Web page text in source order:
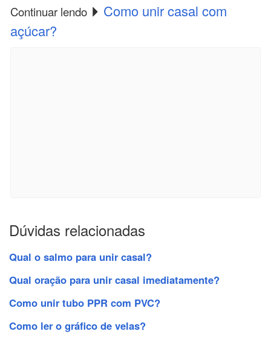
Continuar lendo
Como unir casal com
açúcar?
Dúvidas relacionadas
Qual o salmo para unir casal?
Qual oração para unir casal imediatamente?
Como unir tubo PPR com PVC?
Como ler o gráfico de velas?